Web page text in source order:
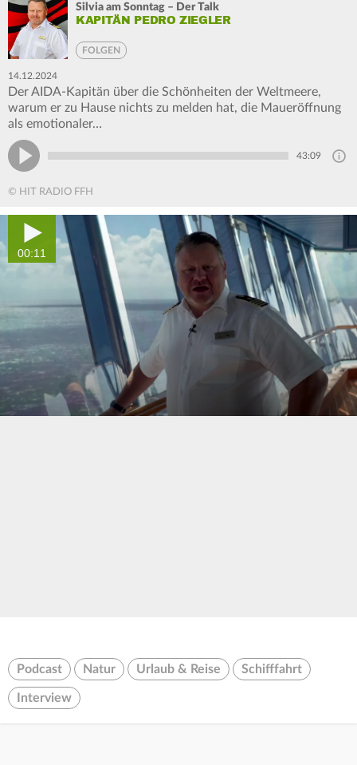
Silvia am Sonntag – Der Talk
KAPITÄN PEDRO ZIEGLER
FOLGEN
14.12.2024
Der AIDA-Kapitän über die Schönheiten der Weltmeere,
warum er zu Hause nichts zu melden hat, die Maueröffnung
als emotionaler…
43:09
© HIT RADIO FFH
00:11
Podcast Natur Urlaub & Reise Schifffahrt
Interview